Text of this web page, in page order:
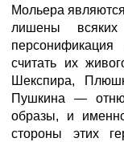
Мольера
лишены
считать их
Шекспира,
Пушкина —
образы, и
стороны этих